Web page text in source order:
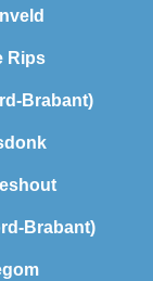
Rips
Brabant)
Brabant)